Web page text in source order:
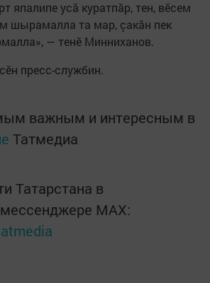
япалипе усă куратпăр, тен, вӗсем
шырамалла та мар, çакăн пек
— тенӗ Минниханов.
пресс-службин.
важным и интересным в
Татмедиа
Татарстана в
MАХ: